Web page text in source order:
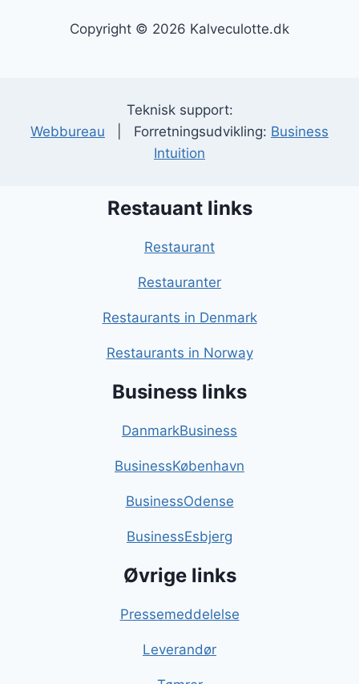
Copyright © 2026 Kalveculotte.dk
Teknisk support:
Webbureau | Forretningsudvikling: Business
Intuition
Restauant links
Restaurant
Restauranter
Restaurants in Denmark
Restaurants in Norway
Business links
DanmarkBusiness
BusinessKøbenhavn
BusinessOdense
BusinessEsbjerg
Øvrige links
Pressemeddelelse
Leverandør